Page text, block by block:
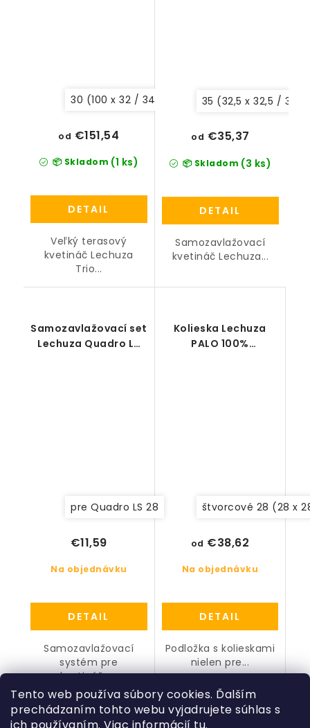
Tento web používa súbory cookies. Ďalším
prechádzaním tohto webu vyjadrujete súhlas s
30 (100 x 32 / 34 cm) 40 (130 x 42 / 44 cm)
📦 Skladom (1 ks)
od €151,54
DETAIL
Veľký terasový
kvetináč Lechuza
Trio...
35 (32,5 x 32,5 /
📦 Skladom (3 ks)
od €35,37
DETAIL
Samozavlažovací
kvetináč Lechuza...
Samozavlažovací set
Lechuza Quadro LS
pre Quadro LS 28
Na objednávku
€11,59
DETAIL
Samozavlažovací
systém pre
kvetináče...
Kolieska Lechuza
PALO 100%
štvorcové 28 (28 x
Na objednávku
od €38,62
DETAIL
Podložka s kolieskami
nielen pre...